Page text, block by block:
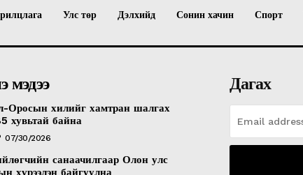
Улс төр Дэлхийд Сонин хачин Спорт
мэдээ
Оросын хилийг хамтран шалгах
хувьтай байна
07/30/2026
санаачилгаар Олон улс
хүрээлэн байгуулна
Дагах